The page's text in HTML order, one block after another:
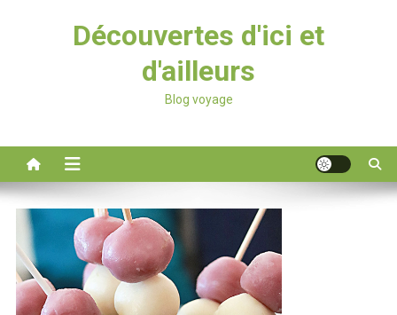
Découvertes d'ici et
d'ailleurs
Blog voyage